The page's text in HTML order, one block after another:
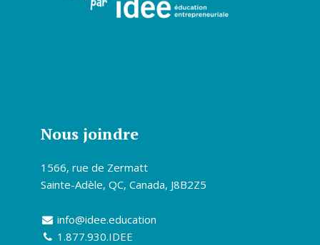
Nous joindre
1566, rue de Zermatt
Sainte-Adèle, QC, Canada, J8B2Z5
info@idee.education
1.877.930.IDEE